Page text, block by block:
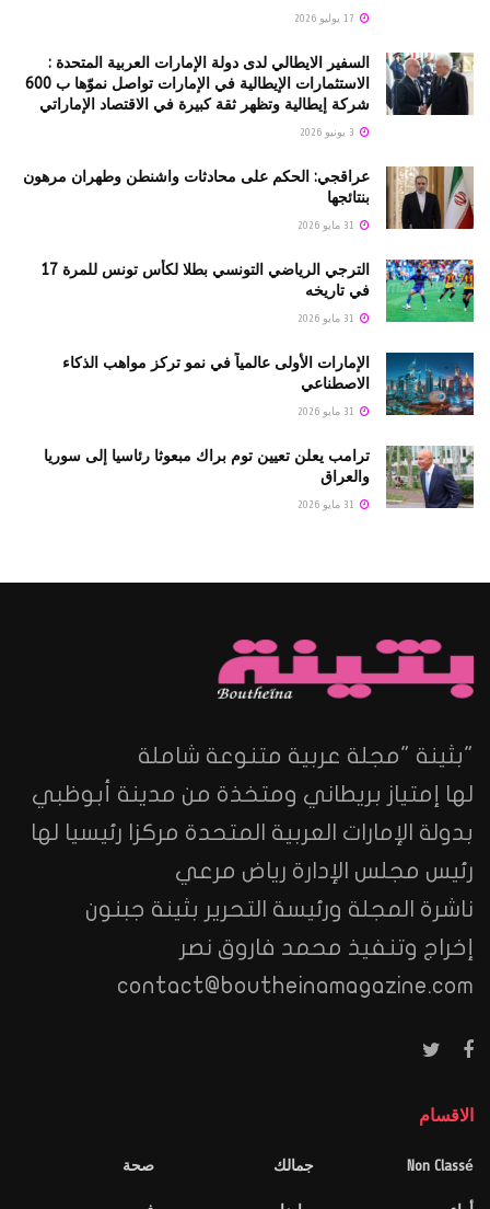
السفير الايطالي لدى دولة الإمارات العربية المتحدة :
الاستثمارات الإيطالية في الإمارات تواصل نموّها ب 600
شركة إيطالية وتظهر ثقة كبيرة في الاقتصاد الإماراتي
عراقجي: الحكم على محادثات واشنطن وطهران مرهون
بنتائجها
الترجي الرياضي التونسي بطلا لكأس تونس للمرة 17
في تاريخه
الإمارات الأولى عالمياً في نمو تركز مواهب الذكاء
الاصطناعي
ترامب يعلن تعيين توم براك مبعوثا رئاسيا إلى سوريا
والعراق
"بثينة "مجلة عربية متنوعة شاملة
لها إمتياز بريطاني ومتخذة من مدينة أبوظبي
بدولة الإمارات العربية المتحدة مركزا رئيسيا لها
رئيس مجلس الإدارة رياض مرعي
ناشرة المجلة ورئيسة التحرير بثينة جبنون
إخراج وتنفيذ محمد فاروق نصر
contact@boutheinamagazine.com
الاقسام
Non Classé
جمالك
صحة